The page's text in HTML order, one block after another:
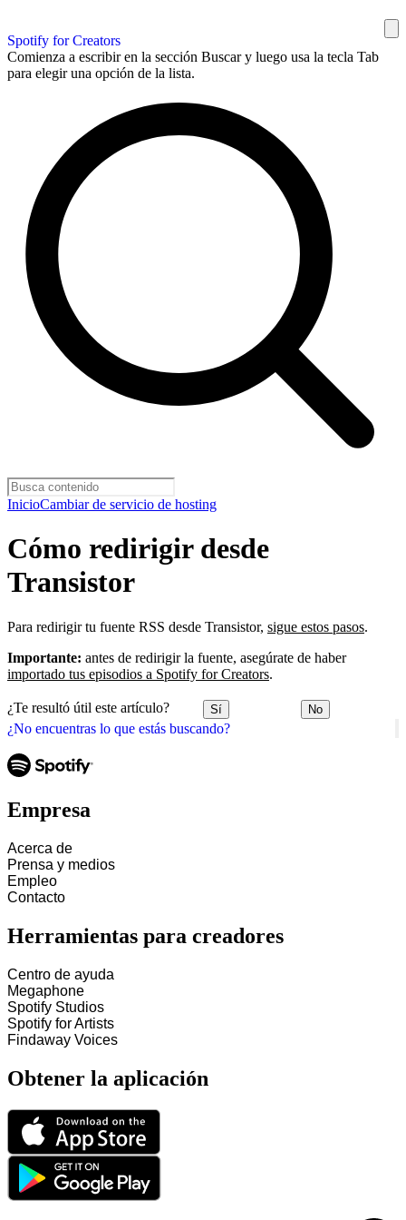
Spotify for Creators
Comienza a escribir en la sección Buscar y luego usa la tecla Tab
para elegir una opción de la lista.
InicioCambiar de servicio de hosting
¿No encuentras lo que estás buscando?
Cómo redirigir desde
Transistor
Para redirigir tu fuente RSS desde Transistor, sigue estos pasos.
Importante: antes de redirigir la fuente, asegúrate de haber
importado tus episodios a Spotify for Creators.
¿Te resultó útil este artículo? Sí No
Empresa
Acerca de
Prensa y medios
Empleo
Contacto
Herramientas para creadores
Centro de ayuda
Megaphone
Spotify Studios
Spotify for Artists
Findaway Voices
Obtener la aplicación